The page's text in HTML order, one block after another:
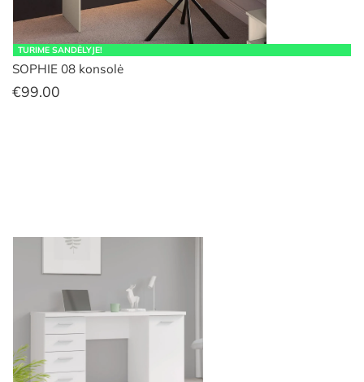
TURIME SANDĖLYJE!
SOPHIE 08 konsolė
€99.00